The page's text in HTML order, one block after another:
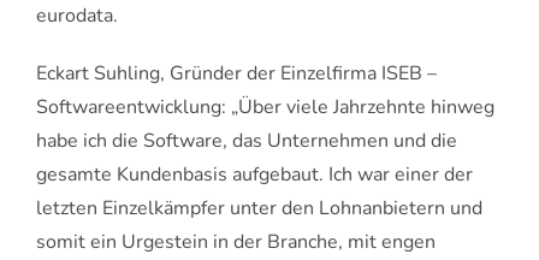
eurodata.
Eckart Suhling, Gründer der Einzelfirma ISEB –
Softwareentwicklung: „Über viele Jahrzehnte hinweg
habe ich die Software, das Unternehmen und die
gesamte Kundenbasis aufgebaut. Ich war einer der
letzten Einzelkämpfer unter den Lohnanbietern und
somit ein Urgestein in der Branche, mit engen